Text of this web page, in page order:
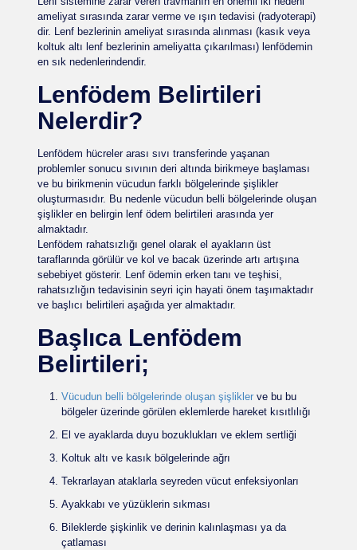
ameliyat sırasında zarar verme ve ışın tedavisi (radyoterapi)
dir. Lenf bezlerinin ameliyat sırasında alınması (kasık veya
koltuk altı lenf bezlerinin ameliyatta çıkarılması) lenfödemin
en sık nedenlerindendir.
Lenfödem Belirtileri
Nelerdir?
Lenfödem hücreler arası sıvı transferinde yaşanan
problemler sonucu sıvının deri altında birikmeye başlaması
ve bu birikmenin vücudun farklı bölgelerinde şişlikler
oluşturmasıdır. Bu nedenle vücudun belli bölgelerinde oluşan
şişlikler en belirgin lenf ödem belirtileri arasında yer
almaktadır.
Lenfödem rahatsızlığı genel olarak el ayakların üst
taraflarında görülür ve kol ve bacak üzerinde artı artışına
sebebiyet gösterir. Lenf ödemin erken tanı ve teşhisi,
rahatsızlığın tedavisinin seyri için hayati önem taşımaktadır
ve başlıcı belirtileri aşağıda yer almaktadır.
Başlıca Lenfödem
Belirtileri;
Vücudun belli bölgelerinde oluşan şişliklerve bu bu
bölgeler üzerinde görülen eklemlerde hareket kısıtlılığı
El ve ayaklarda duyu bozuklukları ve eklem sertliği
Koltuk altı ve kasık bölgelerinde ağrı
Tekrarlayan ataklarla seyreden vücut enfeksiyonları
Ayakkabı ve yüzüklerin sıkması
Bileklerde şişkinlik ve derinin kalınlaşması ya da
çatlaması